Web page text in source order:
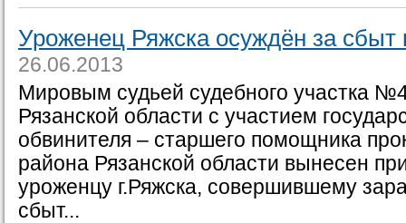
Уроженец Ряжска осуждён за сбыт
26.06.2013
Мировым судьей судебного участка
Рязанской области с участием
обвинителя – старшего помощника
района Рязанской области вынесен
уроженцу г.Ряжска, совершившему
сбыт...